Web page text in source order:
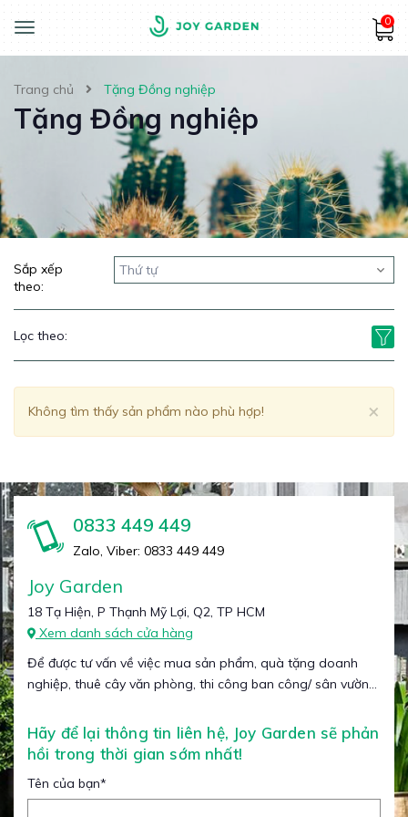
Toggle
navigation
0
Trang chủ Tặng Đồng nghiệp
Tặng Đồng nghiệp
Sắp xếp
theo:
Thứ tự
Lọc theo:
×
Không tìm thấy sản phẩm nào phù hợp!
0833 449 449
Zalo, Viber: 0833 449 449
Joy Garden
18 Tạ Hiện, P Thạnh Mỹ Lợi, Q2, TP HCM
Xem danh sách cửa hàng
Để được tư vấn về việc mua sản phẩm, quà tặng doanh
nghiệp, thuê cây văn phòng, thi công ban công/ sân vườn...
Hãy để lại thông tin liên hệ, Joy Garden sẽ phản
hồi trong thời gian sớm nhất!
Tên của bạn*